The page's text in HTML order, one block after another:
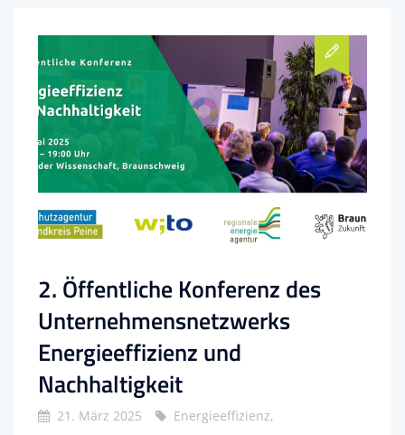
2. Öffentliche Konferenz des
Unternehmensnetzwerks
Energieeffizienz und
Nachhaltigkeit
21. März 2025
Energieeffizienz,